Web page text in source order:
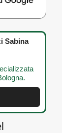
Sabina